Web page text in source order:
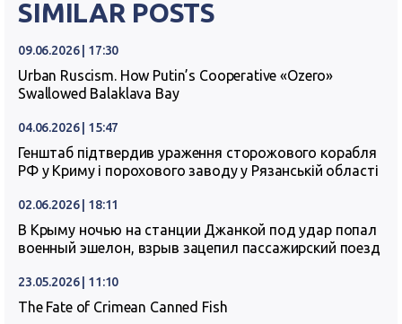
SIMILAR POSTS
09.06.2026 | 17:30
Urban Ruscism. How Putin’s Cooperative «Ozero»
Swallowed Balaklava Bay
04.06.2026 | 15:47
Генштаб підтвердив ураження сторожового корабля
РФ у Криму і порохового заводу у Рязанській області
02.06.2026 | 18:11
В Крыму ночью на станции Джанкой под удар попал
военный эшелон, взрыв зацепил пассажирский поезд
23.05.2026 | 11:10
The Fate of Crimean Canned Fish